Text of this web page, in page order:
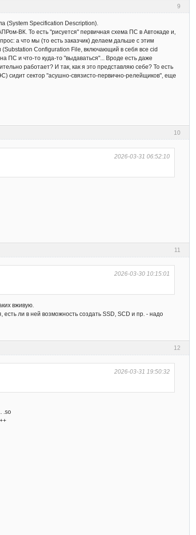
9
(System Specification Description).
ВК. То есть "рисуется" первичная схема ПС в Автокаде и,
а что мы (то есть заказчик) делаем дальше с этим
Configuration File, включающий в себя все cid
ПС и что-то куда-то "выдаваться"... Вроде есть даже
работает? И так, как я это представляю себе? То есть
сидит сектор "асушно-связисто-первично-релейщиков", еще
10
2026-03-31 06:52:10
11
2026-03-30 10:15:01
вживую.
ли в ней возможность создать SSD, SCD и пр. - надо
12
2026-03-31 19:50:32
.so